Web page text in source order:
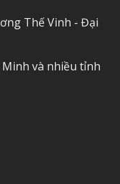
Thế Vinh - Đại
Minh và nhiều tỉnh